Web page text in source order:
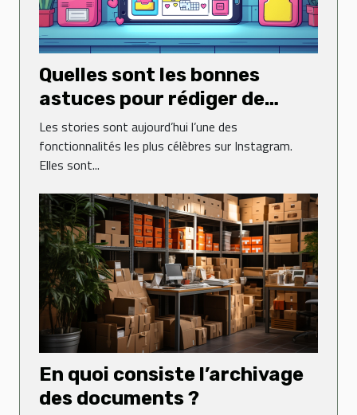
Quelles sont les bonnes
astuces pour rédiger de
jolies stories sur Instagram ?
Les stories sont aujourd’hui l’une des
fonctionnalités les plus célèbres sur Instagram.
Elles sont...
En quoi consiste l’archivage
des documents ?